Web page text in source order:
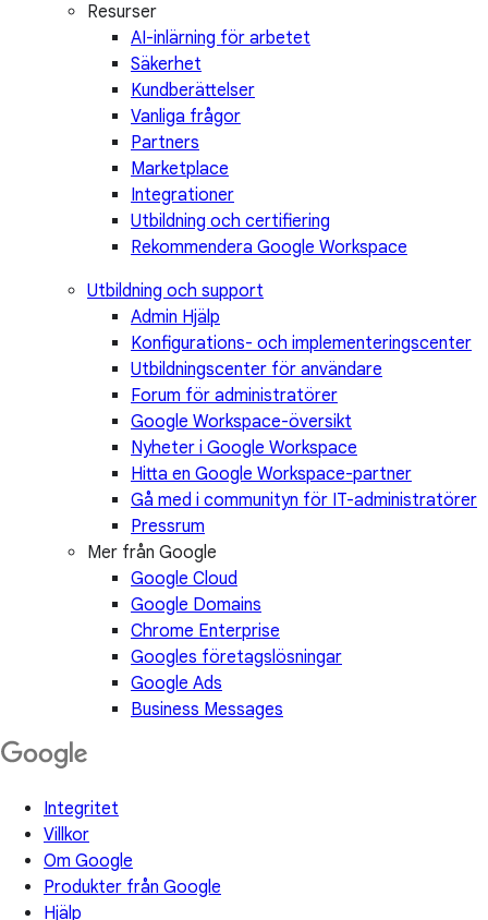
Resurser
AI-inlärning för arbetet
Säkerhet
Kundberättelser
Vanliga frågor
Partners
Marketplace
Integrationer
Utbildning och certifiering
Rekommendera Google Workspace
Utbildning och support
Admin Hjälp
Konfigurations- och implementeringscenter
Utbildningscenter för användare
Forum för administratörer
Google Workspace-översikt
Nyheter i Google Workspace
Hitta en Google Workspace-partner
Gå med i communityn för IT-administratörer
Pressrum
Mer från Google
Google Cloud
Google Domains
Chrome Enterprise
Googles företagslösningar
Google Ads
Business Messages
Integritet
Villkor
Om Google
Produkter från Google
Hjälp